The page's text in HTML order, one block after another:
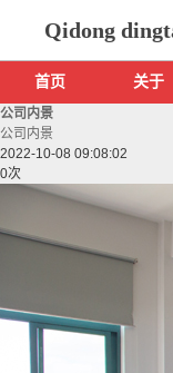
Qidong
首页 关于
公司内景
公司内景
2022-10-08 09:08:02
0次